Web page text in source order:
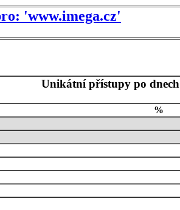
'www.imega.cz'
Unikátní přístupy po dnech
%